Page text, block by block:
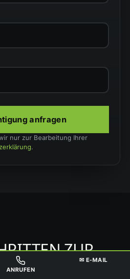
anfragen
nur zur Bearbeitung Ihrer
.
ZUR
ANRUFEN
✉ E-MAIL